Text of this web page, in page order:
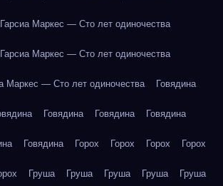
Маркес — Сто лет одиночества
Маркес — Сто лет одиночества
Маркес — Сто лет одиночества Говядина
Говядина Говядина Говядина
Говядина Горох Горох Горох Горох
Груша Груша Груша Груша Груша